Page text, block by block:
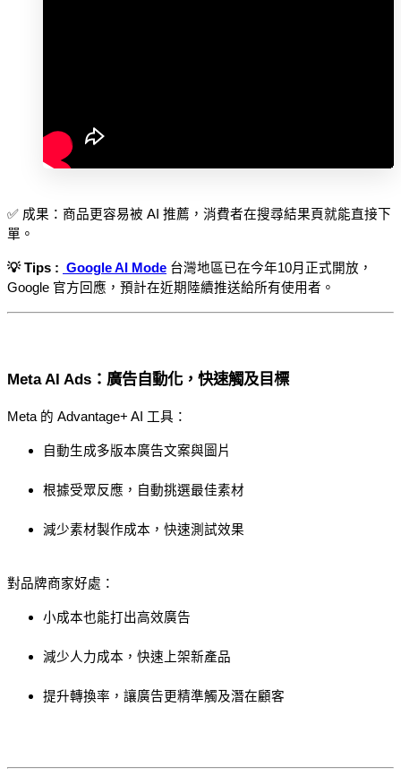
✅ 成果：商品更容易被 AI 推薦，消費者在搜尋結果頁就能直接下
單。
💡 Tips : Google AI Mode 台灣地區已在今年10月正式開放，
Google 官方回應，預計在近期陸續推送給所有使用者。
Meta AI Ads：廣告自動化，快速觸及目標
Meta 的 Advantage+ AI 工具：
自動生成多版本廣告文案與圖片
根據受眾反應，自動挑選最佳素材
減少素材製作成本，快速測試效果
對品牌商家好處：
小成本也能打出高效廣告
減少人力成本，快速上架新產品
提升轉換率，讓廣告更精準觸及潛在顧客